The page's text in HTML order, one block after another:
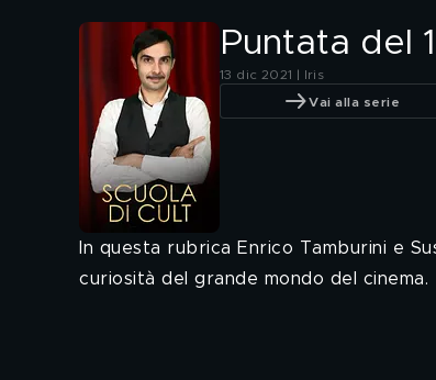
Puntata del
13 dic 2021 | Iris
Vai alla serie
In questa rubrica Enrico Tamburini e
curiosità del grande mondo del cinema.